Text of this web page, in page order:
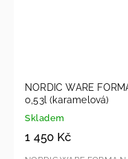
NORDIC WARE
0,53l (karamelová)
Skladem
1 450 Kč